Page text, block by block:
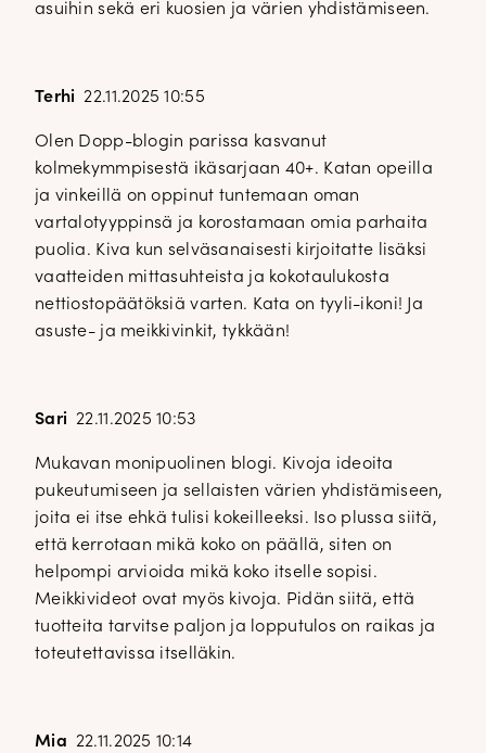
asuihin sekä eri kuosien ja värien yhdistämiseen.
Terhi 22.11.2025 10:55
Olen Dopp-blogin parissa kasvanut
kolmekymmpisestä ikäsarjaan 40+. Katan opeilla
ja vinkeillä on oppinut tuntemaan oman
vartalotyyppinsä ja korostamaan omia parhaita
puolia. Kiva kun selväsanaisesti kirjoitatte lisäksi
vaatteiden mittasuhteista ja kokotaulukosta
nettiostopäätöksiä varten. Kata on tyyli-ikoni! Ja
asuste- ja meikkivinkit, tykkään!
Sari 22.11.2025 10:53
Mukavan monipuolinen blogi. Kivoja ideoita
pukeutumiseen ja sellaisten värien yhdistämiseen,
joita ei itse ehkä tulisi kokeilleeksi. Iso plussa siitä,
että kerrotaan mikä koko on päällä, siten on
helpompi arvioida mikä koko itselle sopisi.
Meikkivideot ovat myös kivoja. Pidän siitä, että
tuotteita tarvitse paljon ja lopputulos on raikas ja
toteutettavissa itselläkin.
Mia 22.11.2025 10:14